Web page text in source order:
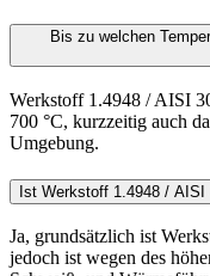
Bis zu welchen
Werkstoff 1.4948 / AISI
700 °C, kurzzeitig auch
Umgebung.
Ist Werkstoff 1.4948 / AISI
Ja, grundsätzlich ist
jedoch ist wegen des